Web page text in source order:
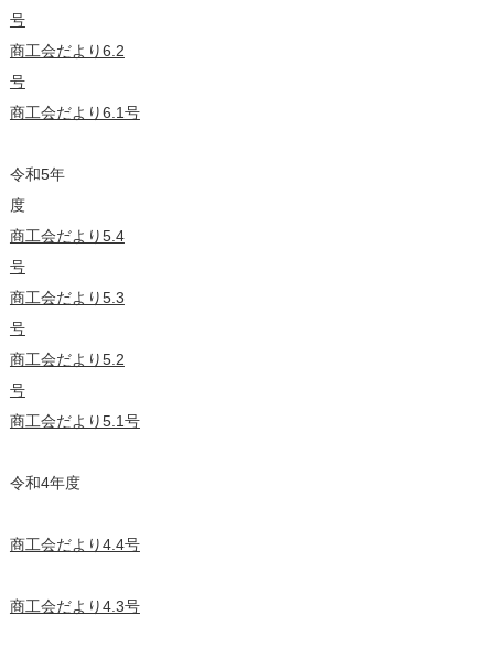
号
商工会だより6.2
号
商工会だより6.1号
令和5年
商工会だより5.4
号
商工会だより5.3
号
商工会だより5.2
号
商工会だより5.1号
令和4年度
商工会だより4.4号
商工会だより4.3号